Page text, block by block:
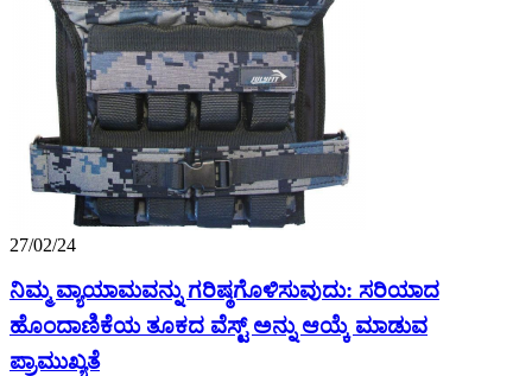
27/02/24
ನಿಮ್ಮ ವ್ಯಾಯಾಮವನ್ನು ಗರಿಷ್ಠಗೊಳಿಸುವುದು: ಸರಿಯಾದ
ಹೊಂದಾಣಿಕೆಯ ತೂಕದ ವೆಸ್ಟ್ ಅನ್ನು ಆಯ್ಕೆ ಮಾಡುವ
ಪ್ರಾಮುಖ್ಯತೆ